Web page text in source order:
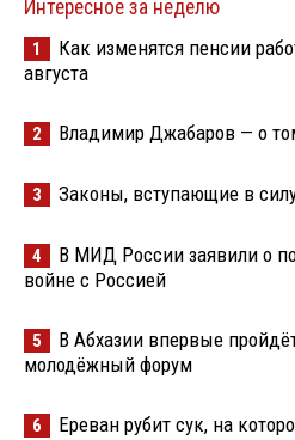
Интересное за неделю
1
Как изменятся пенсии
августа
2 Владимир Джабаров — о
3 Законы, вступающие в
4
В МИД России заявили о
войне с Россией
5
В Абхазии впервые
молодёжный форум
6 Ереван рубит сук, на